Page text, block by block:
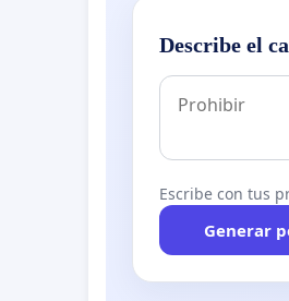
Describe el
Escribe con tus
Generar